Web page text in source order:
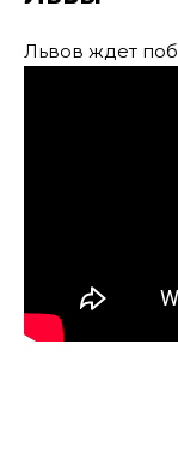
Львов ждет